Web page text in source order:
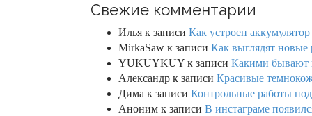
Свежие комментарии
Илья к записи Как устроен
MirkaSaw к записи Как выглядят новые
YUKUYKUY к записи Какими бывают
Александр к записи Красивые
Дима к записи Контрольные работы
Аноним к записи В инстаграме